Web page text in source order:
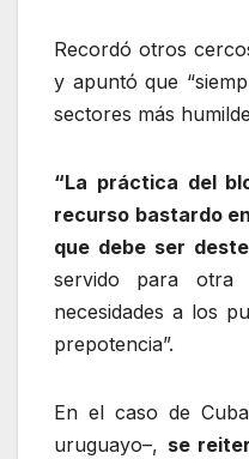
Recordó otros
y apuntó que
sectores más
“La práctica del
recurso bastardo
que debe ser
servido para otra
necesidades a los
prepotencia”.
En el caso de
uruguayo–, se